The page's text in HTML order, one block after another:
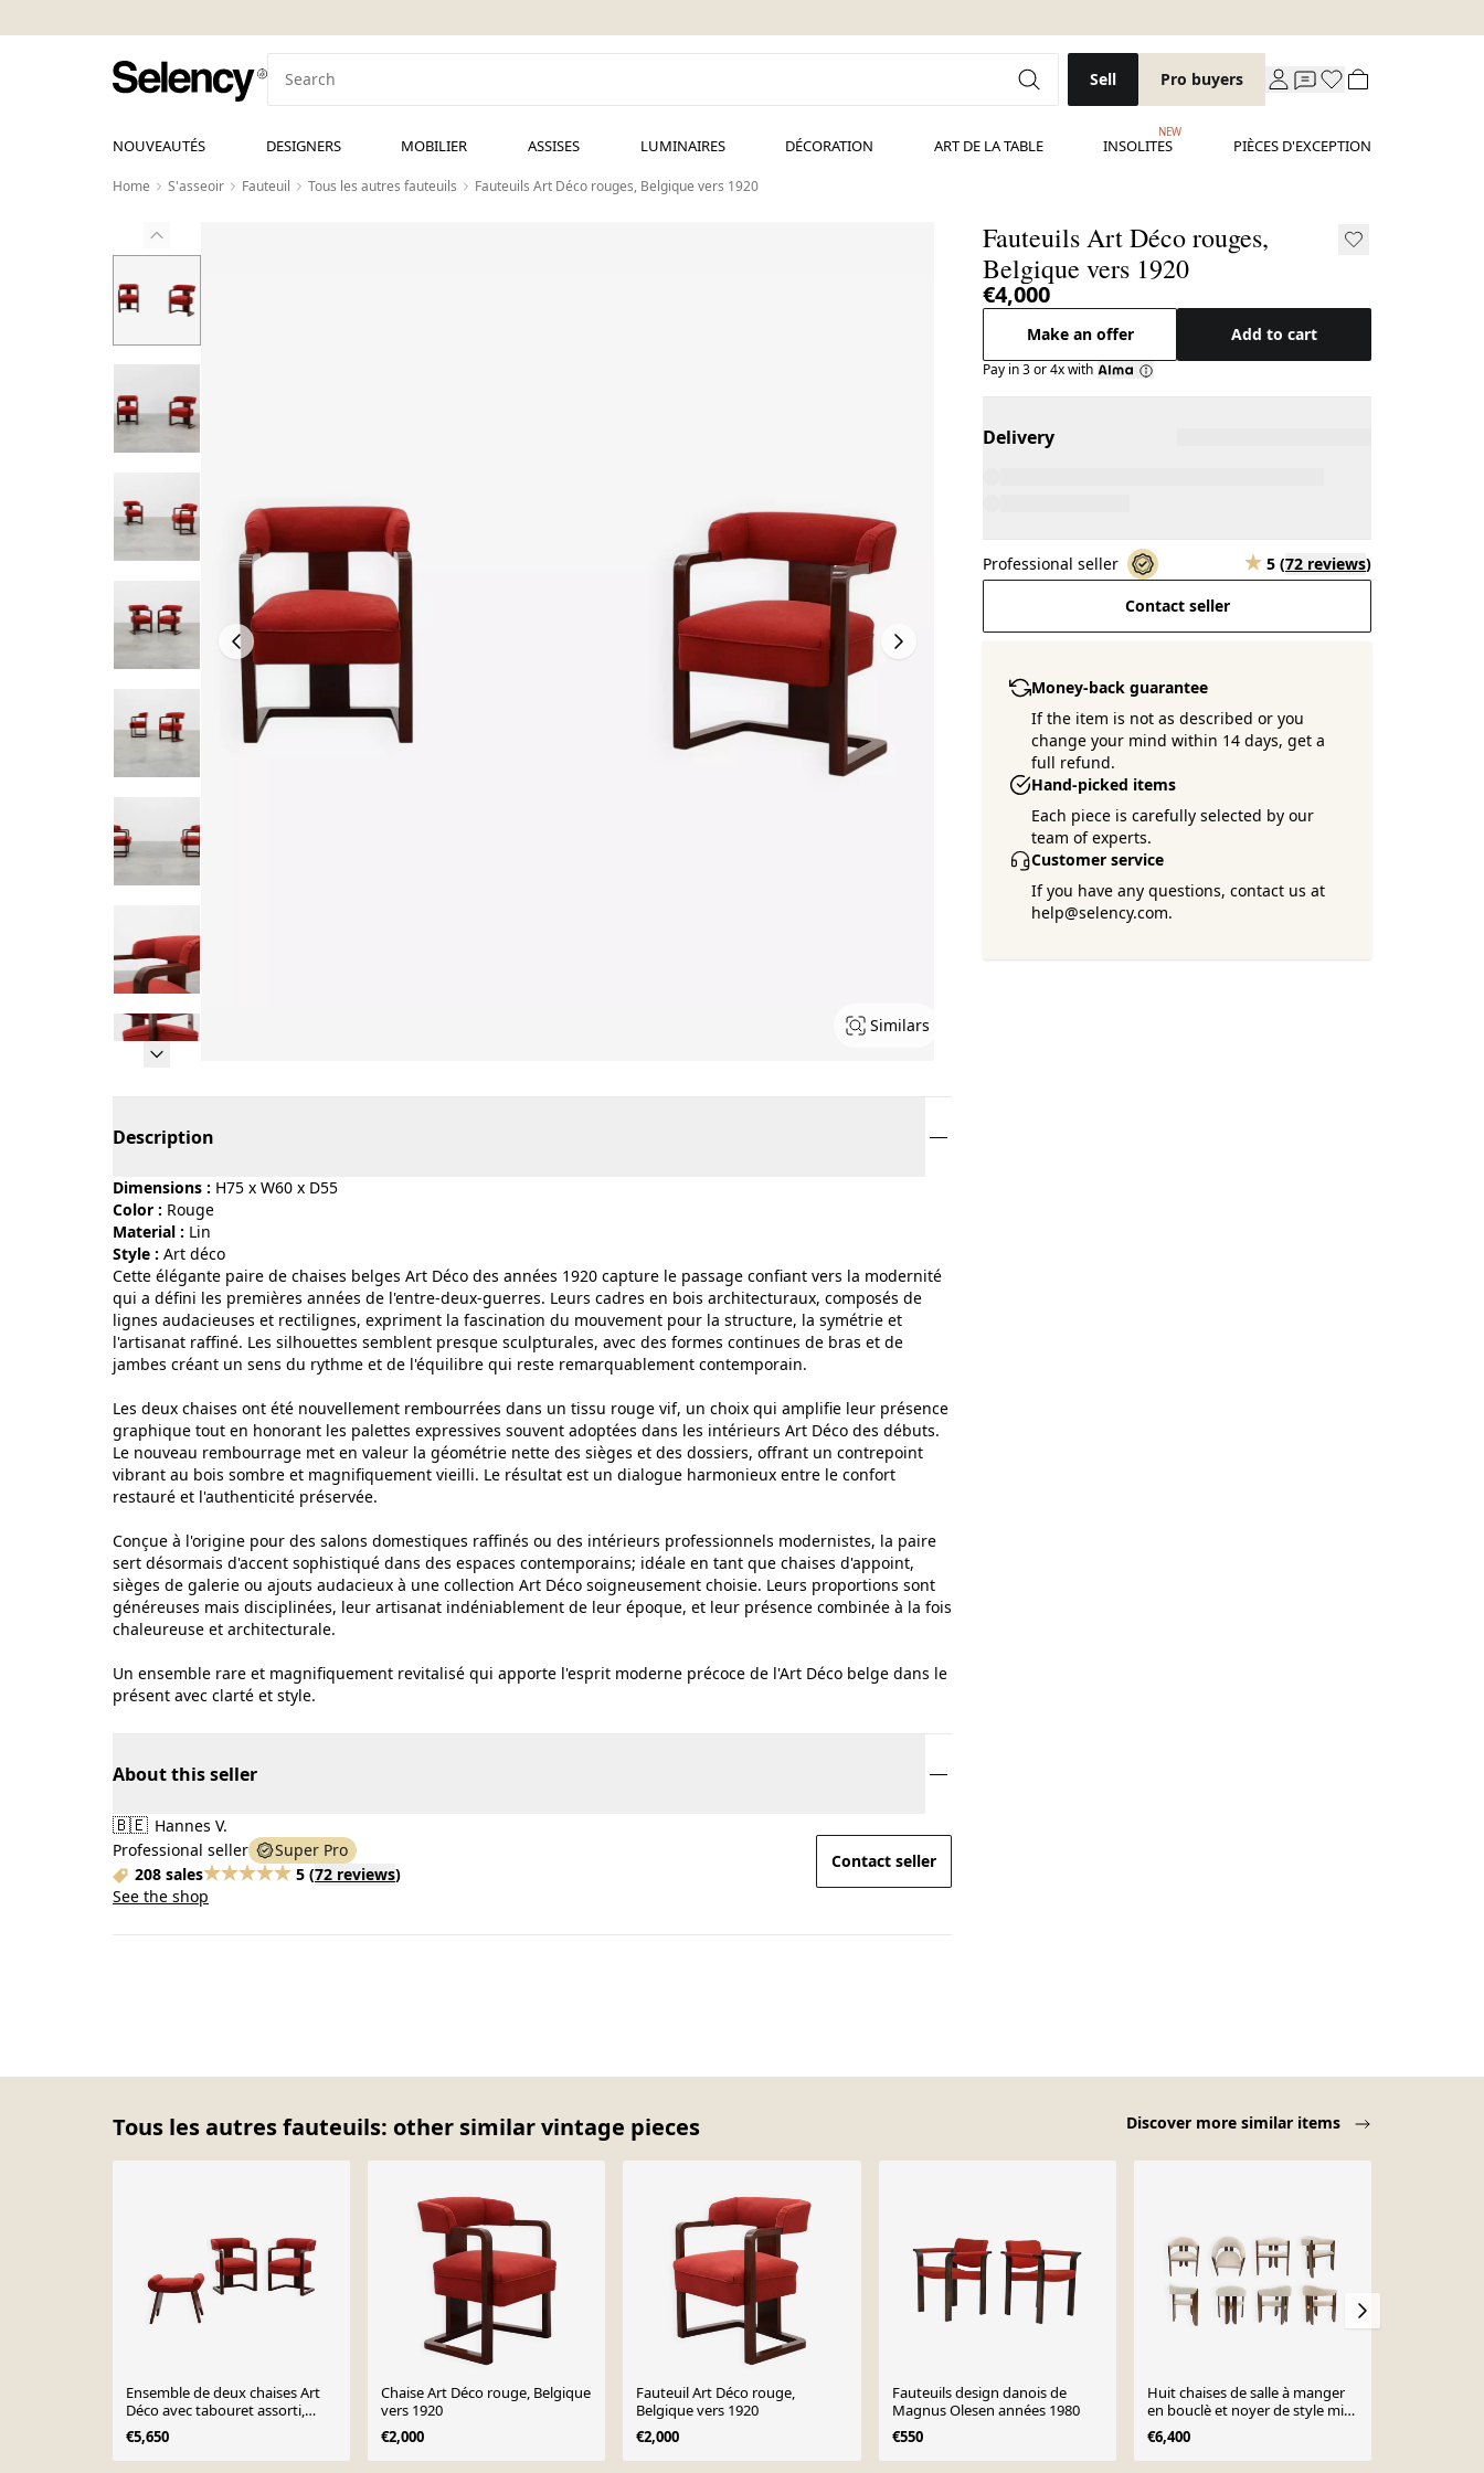
Sell Pro buyers
NOUVEAUTÉS DESIGNERS MOBILIER ASSISES LUMINAIRES DÉCORATION ART DE LA TABLE INSOLITES
NEW
PIÈCES D'EXCEPTION
Home S'asseoir Fauteuil Tous les autres fauteuils Fauteuils Art Déco rouges, Belgique vers 1920
Similars
Fauteuils Art Déco rouges,
Belgique vers 1920
€4,000
Make an offer Add to cart
Pay in 3 or 4x with
Delivery
Professional seller 5 (72 reviews)
Contact seller
Money-back guarantee
If the item is not as described or you
change your mind within 14 days, get a
full refund.
Hand-picked items
Each piece is carefully selected by our
team of experts.
Customer service
If you have any questions, contact us at
help@selency.com.
Description
Dimensions : H75 x W60 x D55
Color :
rouge
Material :
lin
Style :
art déco
Cette élégante paire de chaises belges Art Déco des années 1920 capture le passage confiant vers la modernité
qui a défini les premières années de l'entre-deux-guerres. Leurs cadres en bois architecturaux, composés de
lignes audacieuses et rectilignes, expriment la fascination du mouvement pour la structure, la symétrie et
l'artisanat raffiné. Les silhouettes semblent presque sculpturales, avec des formes continues de bras et de
jambes créant un sens du rythme et de l'équilibre qui reste remarquablement contemporain.
Les deux chaises ont été nouvellement rembourrées dans un tissu rouge vif, un choix qui amplifie leur présence
graphique tout en honorant les palettes expressives souvent adoptées dans les intérieurs Art Déco des débuts.
Le nouveau rembourrage met en valeur la géométrie nette des sièges et des dossiers, offrant un contrepoint
vibrant au bois sombre et magnifiquement vieilli. Le résultat est un dialogue harmonieux entre le confort
restauré et l'authenticité préservée.
Conçue à l'origine pour des salons domestiques raffinés ou des intérieurs professionnels modernistes, la paire
sert désormais d'accent sophistiqué dans des espaces contemporains; idéale en tant que chaises d'appoint,
sièges de galerie ou ajouts audacieux à une collection Art Déco soigneusement choisie. Leurs proportions sont
généreuses mais disciplinées, leur artisanat indéniablement de leur époque, et leur présence combinée à la fois
chaleureuse et architecturale.
Un ensemble rare et magnifiquement revitalisé qui apporte l'esprit moderne précoce de l'Art Déco belge dans le
présent avec clarté et style.
About this seller
🇧🇪 Hannes V.
Professional seller
Super Pro
208 sales
5 (72 reviews)
See the shop
Contact seller
Tous les autres fauteuils: other similar vintage pieces Discover more similar items
Ensemble de deux chaises Art
Déco avec tabouret assorti,
Belgique vers 1920
€5,650
Chaise Art Déco rouge, Belgique
vers 1920
€2,000
Fauteuil Art Déco rouge,
Belgique vers 1920
€2,000
Fauteuils design danois de
Magnus Olesen années 1980
€550
Huit chaises de salle à manger
en bouclè et noyer de style mid-
century moderne italien,
années 1970.
€6,400